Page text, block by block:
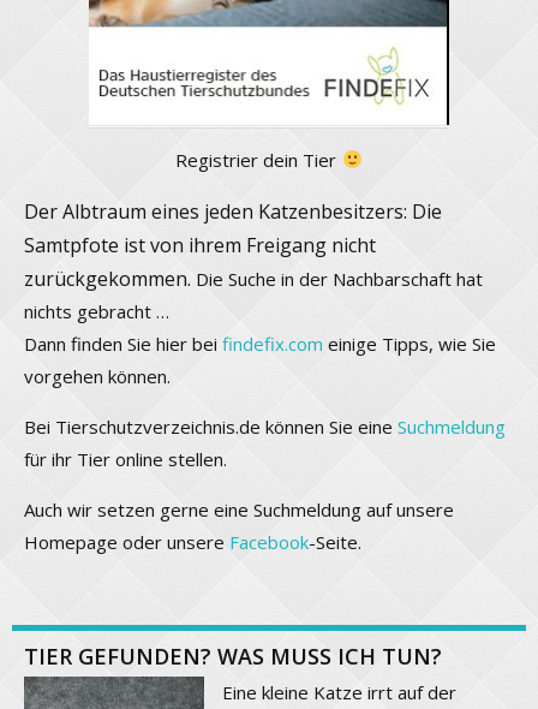
Registrier dein Tier
Der Albtraum eines jeden Katzenbesitzers: Die
Samtpfote ist von ihrem Freigang nicht
zurückgekommen. Die Suche in der Nachbarschaft hat
nichts gebracht …
Dann finden Sie hier bei findefix.com einige Tipps, wie Sie
vorgehen können.
Bei Tierschutzverzeichnis.de können Sie eine Suchmeldung
für ihr Tier online stellen.
Auch wir setzen gerne eine Suchmeldung auf unsere
Homepage oder unsere Facebook-Seite.
TIER GEFUNDEN? WAS MUSS ICH TUN?
Eine kleine Katze irrt auf der